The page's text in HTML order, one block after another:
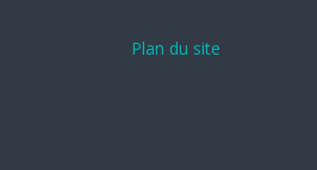
Plan du site